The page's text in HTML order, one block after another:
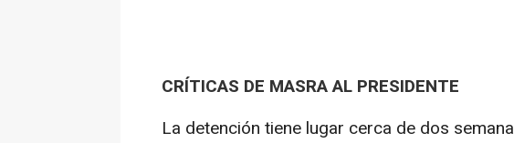
CRÍTICAS DE MASRA AL PRESIDENTE
La detención tiene lugar cerca de dos